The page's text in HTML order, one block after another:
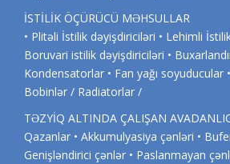
İSTİLİK ÖÇÜRÜCÜ MƏHSULLAR
• Plitəli İstilik dəyişdiriciləri • Lehimli
Boruvari istilik dəyişdiriciləri •
Kondensatorlar • Fan yağı soyuducular
Bobinlər / Radiatorlar /
TƏZYİQ ALTINDA ÇALIŞAN
Qazanlar • Akkumulyasiya çənləri •
Genişləndirici çənlər • Paslanmayan